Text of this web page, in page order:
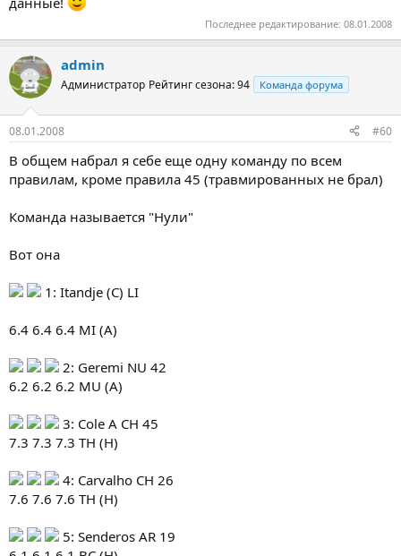
Последнее редактирование: 08.01.2008
admin
Администратор Рейтинг сезона: 94 Команда форума
08.01.2008 #60
В общем набрал я себе еще одну команду по всем
правилам, кроме правила 45 (травмированных не брал)
Команда называется "Нули"
Вот она
1: Itandje (C) LI
6.4 6.4 6.4 MI (A)
2: Geremi NU 42
6.2 6.2 6.2 MU (A)
3: Cole A CH 45
7.3 7.3 7.3 TH (H)
4: Carvalho CH 26
7.6 7.6 7.6 TH (H)
5: Senderos AR 19